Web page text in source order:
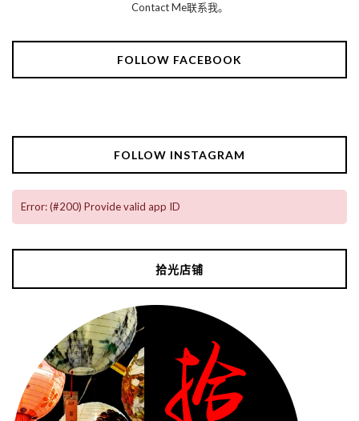
Contact Me联系我。
FOLLOW FACEBOOK
FOLLOW INSTAGRAM
Error: (#200) Provide valid app ID
拾光店铺